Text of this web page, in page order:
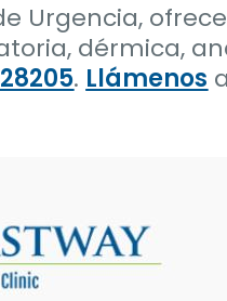
Urgencia,
dérmica,
. Llámenos